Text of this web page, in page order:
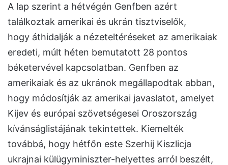
A lap szerint a hétvégén Genfben azért
találkoztak amerikai és ukrán tisztviselők,
hogy áthidalják a nézeteltéréseket az amerikaiak
eredeti, múlt héten bemutatott 28 pontos
béketervével kapcsolatban. Genfben az
amerikaiak és az ukránok megállapodtak abban,
hogy módosítják az amerikai javaslatot, amelyet
Kijev és európai szövetségesei Oroszország
kívánságlistájának tekintettek. Kiemelték
továbbá, hogy hétfőn este Szerhij Kiszlicja
ukrajnai külügyminiszter-helyettes arról beszélt,